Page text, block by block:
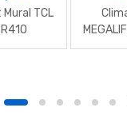
TCL